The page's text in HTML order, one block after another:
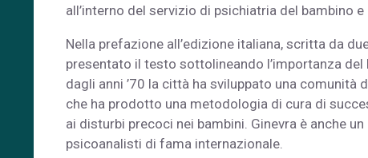
all’interno del servizio di psichiatria del bambino e
Nella prefazione all’edizione italiana, scritta da
presentato il testo sottolineando l’importanza
dagli anni ’70 la città ha sviluppato una
che ha prodotto una metodologia di cura di
ai disturbi precoci nei bambini. Ginevra è anche
psicoanalisti di fama internazionale.